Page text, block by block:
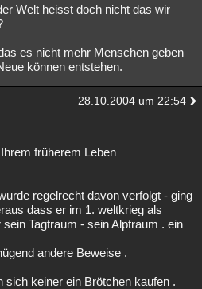
Welt heisst doch nicht das wir
es nicht mehr Menschen geben
können entstehen.
28.10.2004 um 22:54
früherem Leben
regelrecht davon verfolgt - ging
dass er im 1. weltkrieg als
Tagtraum - sein Alptraum . ein
andere Beweise .
keiner ein Brötchen kaufen .